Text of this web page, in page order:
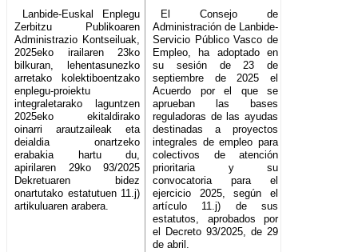
Lanbide-Euskal Enplegu
Zerbitzu Publikoaren
Administrazio Kontseiluak,
2025eko irailaren 23ko
bilkuran, lehentasunezko
arretako kolektiboentzako
enplegu-proiektu
integraletarako laguntzen
2025eko ekitaldirako
oinarri arautzaileak eta
deialdia onartzeko
erabakia hartu du,
apirilaren 29ko 93/2025
Dekretuaren bidez
onartutako estatutuen 11.j)
artikuluaren arabera.
El Consejo de
Administración de Lanbide-
Servicio Público Vasco de
Empleo, ha adoptado en
su sesión de 23 de
septiembre de 2025 el
Acuerdo por el que se
aprueban las bases
reguladoras de las ayudas
destinadas a proyectos
integrales de empleo para
colectivos de atención
prioritaria y su
convocatoria para el
ejercicio 2025, según el
artículo 11.j) de sus
estatutos, aprobados por
el Decreto 93/2025, de 29
de abril.